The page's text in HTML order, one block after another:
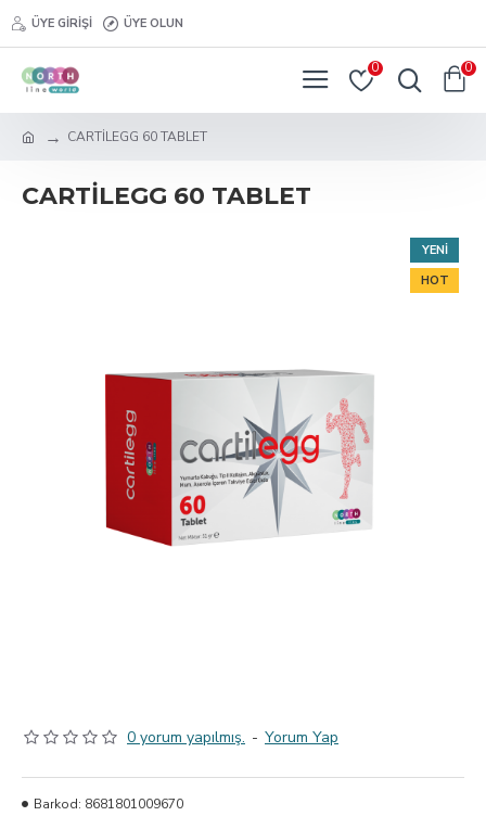
ÜYE GIRIŞI ÜYE OLUN
0 0
CARTİLEGG 60 TABLET
CARTİLEGG 60 TABLET
YENI
HOT
0 yorum yapılmış. - Yorum Yap
Barkod: 8681801009670